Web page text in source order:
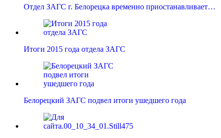
Отдел ЗАГС г. Белорецка временно приостанавливает…
Итоги 2015 года отдела ЗАГС
Белорецкий ЗАГС подвел итоги ушедшего года